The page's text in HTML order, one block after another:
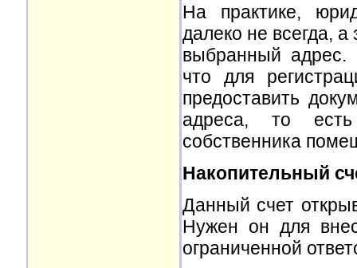
На практике,
далеко не всегда,
выбранный адрес.
что для
предоставить
адреса, то есть
собственника
Накопительный
Данный счет
Нужен он для
ограниченной